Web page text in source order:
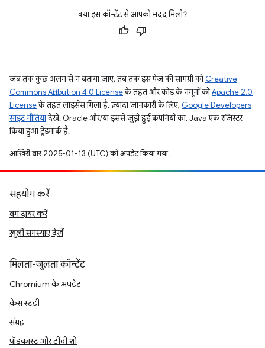
क्या इस कॉन्टेंट से आपको मदद मिली?
जब तक कुछ अलग से न बताया जाए, तब तक इस पेज की सामग्री कोCreative
Commons Attribution 4.0 Licenseके तहत और कोड के नमूनों कोApache 2.0
Licenseके तहत लाइसेंस मिला है. ज़्यादा जानकारी के लिए, Google Developers
साइट नीतियांदेखें. Oracle और/या इससे जुड़ी हुई कंपनियों का, Java एक रजिस्टर
किया हुआ ट्रेडमार्क है.
आखिरी बार 2025-01-13 (UTC) को अपडेट किया गया.
सहयोग करें
बग दायर करें
खुली समस्याएं देखें
मिलता-जुलता कॉन्टेंट
Chromium के अपडेट
केस स्टडी
संग्रह
पॉडकास्ट और टीवी शो